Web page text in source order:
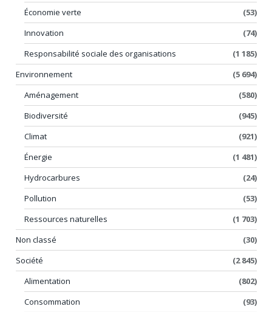
Économie verte
(53)
Innovation
(74)
Responsabilité sociale des organisations
(1 185)
Environnement
(5 694)
Aménagement
(580)
Biodiversité
(945)
Climat
(921)
Énergie
(1 481)
Hydrocarbures
(24)
Pollution
(53)
Ressources naturelles
(1 703)
Non classé
(30)
Société
(2 845)
Alimentation
(802)
Consommation
(93)